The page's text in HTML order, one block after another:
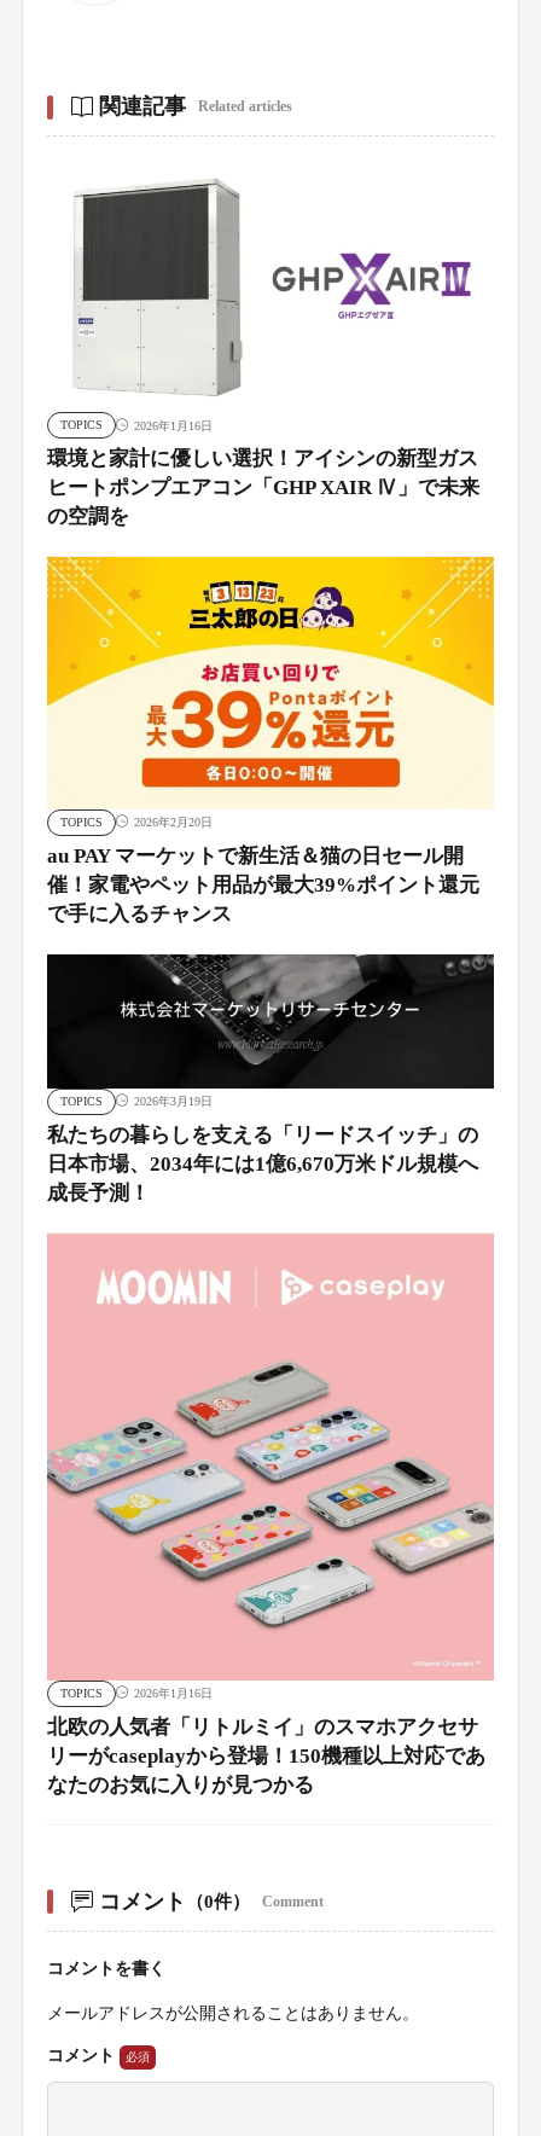
関連記事 Related articles
TOPICS 2026年1月16日
環境と家計に優しい選択！アイシンの新型ガス
ヒートポンプエアコン「GHP XAIR Ⅳ」で未来
の空調を
TOPICS 2026年2月20日
au PAY マーケットで新生活＆猫の日セール開
催！家電やペット用品が最大39%ポイント還元
で手に入るチャンス
TOPICS 2026年3月19日
私たちの暮らしを支える「リードスイッチ」の
日本市場、2034年には1億6,670万米ドル規模へ
成長予測！
TOPICS 2026年1月16日
北欧の人気者「リトルミイ」のスマホアクセサ
リーがcaseplayから登場！150機種以上対応であ
なたのお気に入りが見つかる
コメント （0件） Comment
コメントを書く
メールアドレスが公開されることはありません。
コメント